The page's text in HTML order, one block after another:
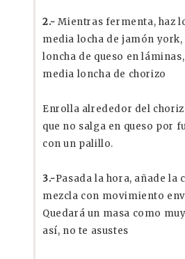
2.- Mientras fermenta, haz
media locha de jamón
loncha de queso en
media loncha de chorizo
Enrolla alrededor del
que no salga en queso por
con un palillo.
3.-Pasada la hora, añade la
mezcla con movimiento
Quedará un masa como
así, no te asustes